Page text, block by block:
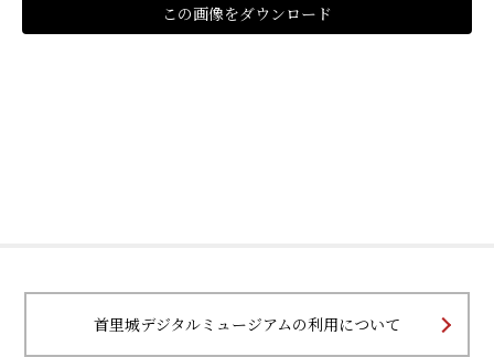
この画像をダウンロード
首里城デジタルミュージアムの利用について